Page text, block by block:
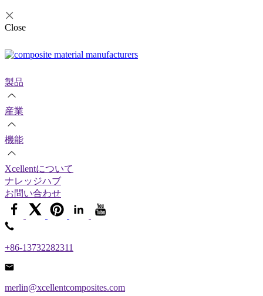
Close
製品
産業
機能
Xcellentについて
ナレッジハブ
お問い合わせ
+86-13732282311
merlin@xcellentcomposites.com